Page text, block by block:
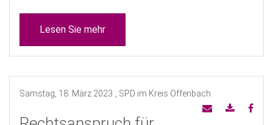
Lesen Sie mehr
Samstag, 18. März 2023 , SPD im Kreis Offenbach